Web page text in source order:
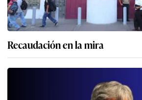
Recaudación en la mira